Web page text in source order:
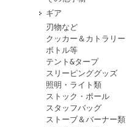
ギア
刃物など
クッカー＆カトラリー
ボトル等
テント&タープ
スリーピンググッズ
照明・ライト類
ストック・ポール
スタッフバッグ
ストーブ＆バーナー類